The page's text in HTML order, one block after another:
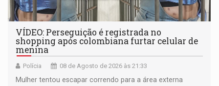
VÍDEO: Perseguição é registrada no
shopping após colombiana furtar celular de
menina
Polícia 08 de Agosto de 2026 às 21:33
Mulher tentou escapar correndo para a área externa